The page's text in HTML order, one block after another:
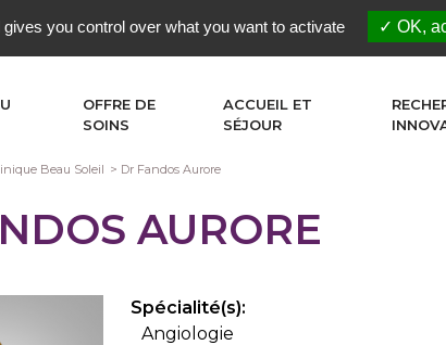
OFFRE DE
SOINS
ACCUEIL ET
SÉJOUR
Beau Soleil Dr Fandos Aurore
AURORE
Spécialité(s):
Angiologie
you control over what you want to activate OK,